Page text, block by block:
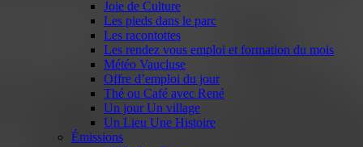
Joie de Culture
Les pieds dans le parc
Les racontottes
Les rendez vous emploi et formation du mois
Météo Vaucluse
Offre d’emploi du jour
Thé ou Café avec René
Un jour Un village
Un Lieu Une Histoire
Émissions